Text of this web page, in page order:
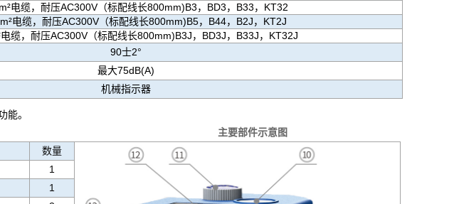
电缆，耐压AC300V（标配线长800mm)B3，BD3，B33，KT32
电缆，耐压AC300V（标配线长800mm)B5，B44，B2J，KT2J
缆，耐压AC300V（标配线长800mm)B3J，BD3J，B33J，KT32J
90士2°
最大75dB(A)
机械指示器
能。
件示意图
数量
1
1